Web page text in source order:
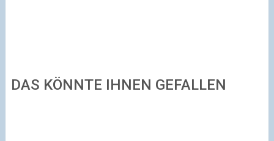
DAS KÖNNTE IHNEN GEFALLEN